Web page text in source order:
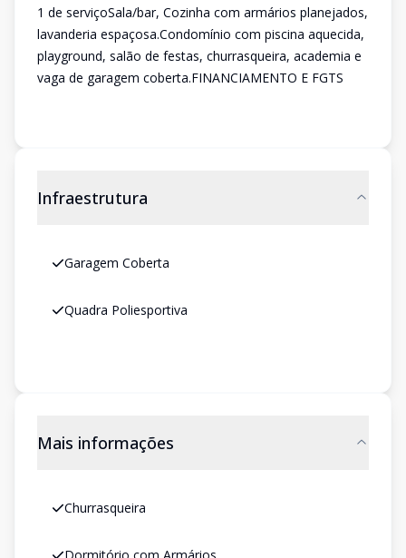
1 de serviçoSala/bar, Cozinha com armários planejados,
lavanderia espaçosa.Condomínio com piscina aquecida,
playground, salão de festas, churrasqueira, academia e
vaga de garagem coberta.FINANCIAMENTO E FGTS
Infraestrutura
Garagem Coberta
Quadra Poliesportiva
Mais informações
Churrasqueira